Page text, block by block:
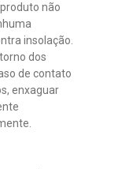
não
insolação.
dos
de contato
enxaguar